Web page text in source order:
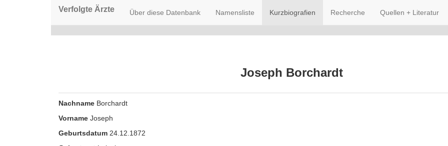
Verfolgte Ärzte Über diese Datenbank Namensliste Kurzbiografien Recherche Quellen + Literatur
Joseph Borchardt
Nachname Borchardt
Vorname Joseph
Geburtsdatum 24.12.1872